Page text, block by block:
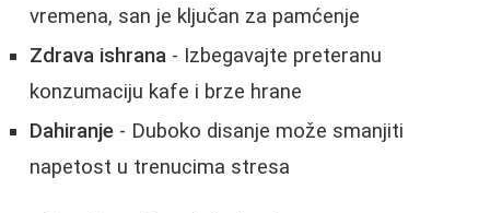
vremena, san je ključan za pamćenje
Zdrava ishrana - Izbegavajte preteranu
konzumaciju kafe i brze hrane
Dahiranje - Duboko disanje može smanjiti
napetost u trenucima stresa